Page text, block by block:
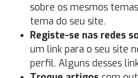
sobre os mesmos
tema do seu site.
Registe-se nas redes
um link para o seu site
perfil. Alguns desses